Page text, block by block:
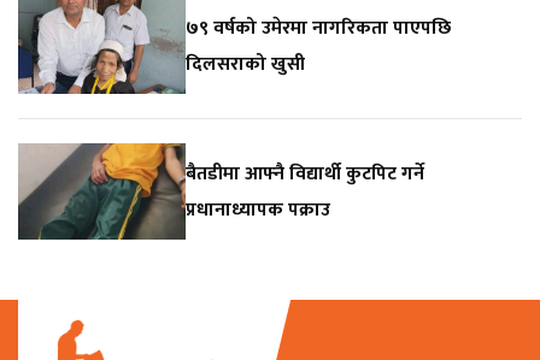
७९ वर्षको उमेरमा नागरिकता पाएपछि
दिलसराको खुसी
बैतडीमा आफ्नै विद्यार्थी कुटपिट गर्ने
प्रधानाध्यापक पक्राउ